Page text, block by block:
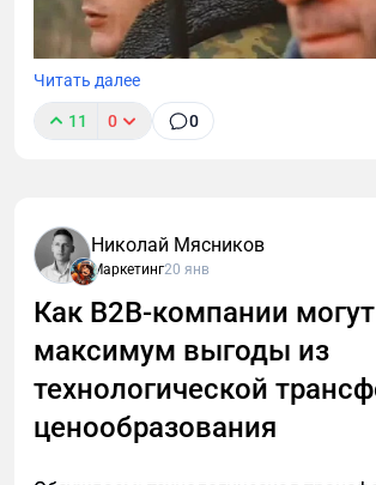
В B2B нечасто встретишь четко
крупных производственных компаний
крупные мощности, советское
написанный еще на html-табличке.
гигантские! А маркетинга нет
грустно. Но!
Читать далее
11 0 0
Николай Мясников
Маркетинг20 янв
Как B2B-компании
максимум выгоды из
технологической
ценообразования